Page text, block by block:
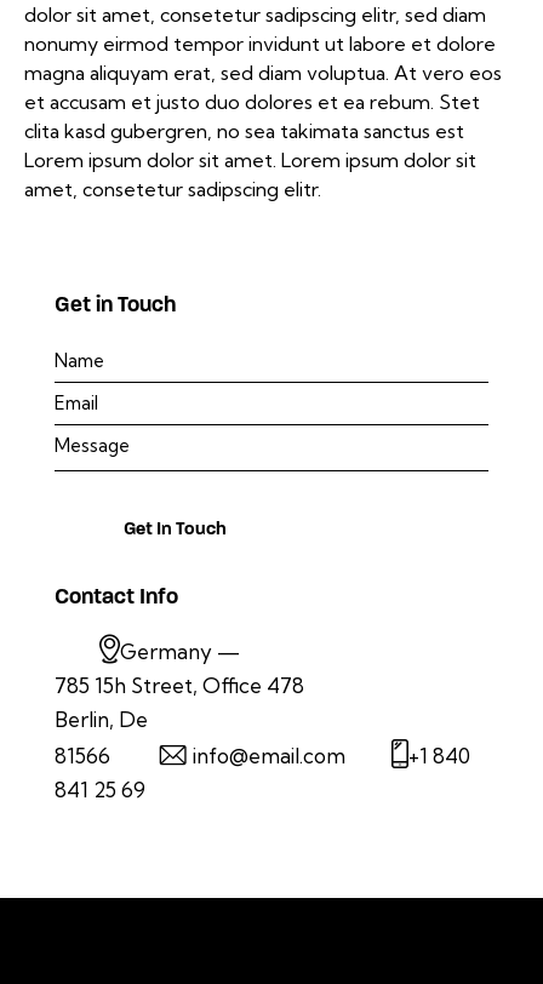
dolor sit amet, consetetur sadipscing elitr, sed diam
nonumy eirmod tempor invidunt ut labore et dolore
magna aliquyam erat, sed diam voluptua. At vero eos
et accusam et justo duo dolores et ea rebum. Stet
clita kasd gubergren, no sea takimata sanctus est
Lorem ipsum dolor sit amet. Lorem ipsum dolor sit
amet, consetetur sadipscing elitr.
Get in Touch
Contact Info
Germany —
785 15h Street, Office 478
Berlin, De
81566
info@email.com
+1 840
841 25 69